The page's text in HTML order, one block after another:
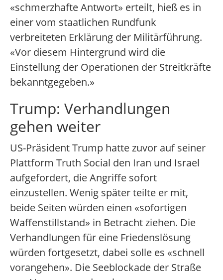
«schmerzhafte Antwort» erteilt, hieß es in
einer vom staatlichen Rundfunk
verbreiteten Erklärung der Militärführung.
«Vor diesem Hintergrund wird die
Einstellung der Operationen der Streitkräfte
bekanntgegeben.»
Trump: Verhandlungen
gehen weiter
US-Präsident Trump hatte zuvor auf seiner
Plattform Truth Social den Iran und Israel
aufgefordert, die Angriffe sofort
einzustellen. Wenig später teilte er mit,
beide Seiten würden einen «sofortigen
Waffenstillstand» in Betracht ziehen. Die
Verhandlungen für eine Friedenslösung
würden fortgesetzt, dabei solle es «schnell
vorangehen». Die Seeblockade der Straße